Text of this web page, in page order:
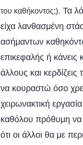
του καθήκοντος;). Τα
είχα λανθασμένη
ασήμαντων
επικεφαλής ή κάνεις
άλλους και
να κουραστώ όσο
χειρωνακτική
καθόλου πρόθυμη να
ότι οι άλλοι θα με